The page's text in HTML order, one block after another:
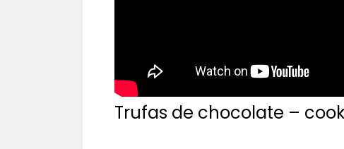
Trufas de chocolate –